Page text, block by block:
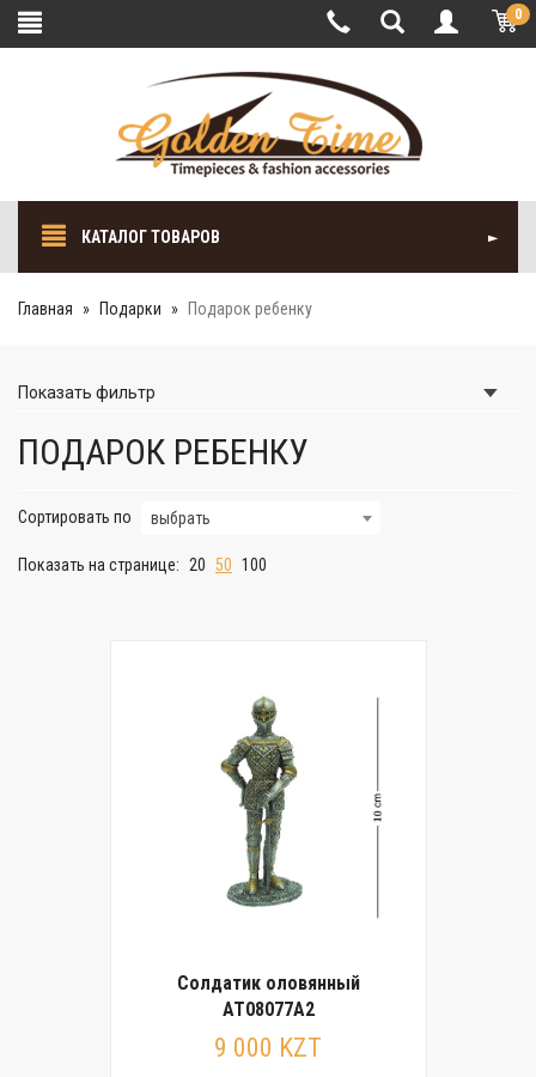
0
КАТАЛОГ ТОВАРОВ
Главная Подарки Подарок ребенку
Показать фильтр
ПОДАРОК РЕБЕНКУ
Сортировать по выбрать
Показать на странице: 20 50 100
Солдатик оловянный
AT08077A2
9 000 KZT